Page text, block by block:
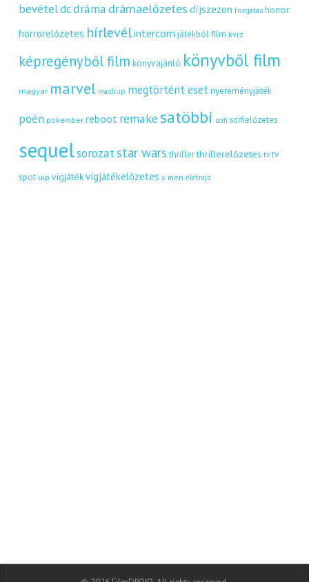
bevételdcdráma drámaelőzetes díjszezon forgatás horror
horrorelőzetes hírlevélintercom játékból film kvíz
képregényből film könyvajánló könyvből film
magyar marvel mashup megtörtént eset nyereményjáték
poén pókember reboot remakesatöbbi scifi scifielőzetes
sequelsorozatstar wars thriller thrillerelőzetes tv tv
spot uip vígjátékvígjátékelőzetes x men életrajz